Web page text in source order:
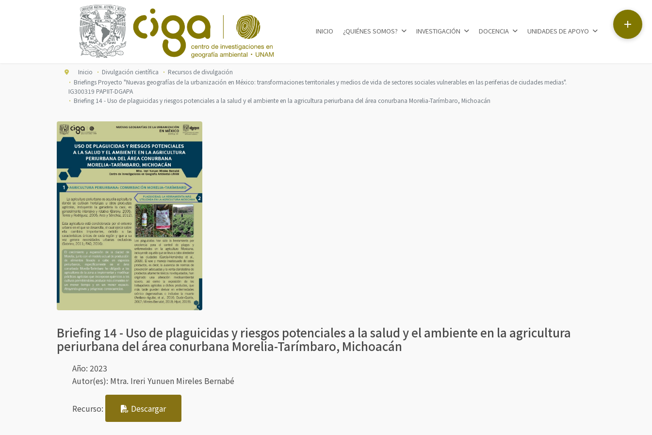

Seleccione su idioma
INICIO ¿QUIÉNES SOMOS? INVESTIGACIÓN DOCENCIA UNIDADES DE APOYO
Inicio Divulgación científica
Recursos de divulgación
Briefings Proyecto "Nuevas geografías de la urbanización en México: transformaciones territoriales y medios de vida de sectores sociales vulnerables en las periferias de ciudades medias".
IG300319 PAPIIT-DGAPA
Briefing 14 - Uso de plaguicidas y riesgos potenciales a la salud y el ambiente en la agricultura periurbana del área conurbana Morelia-Tarímbaro, Michoacán
Briefing 14 - Uso de plaguicidas y riesgos potenciales a la salud y el ambiente en la agricultura
periurbana del área conurbana Morelia-Tarímbaro, Michoacán
Año: 2023
Autor(es): Mtra. Ireri Yunuen Mireles Bernabé
Recurso: Descargar